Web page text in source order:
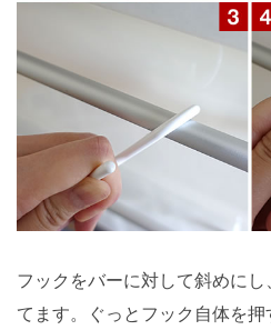
フックをバーに対して斜めに
てます。ぐっとフック自体を